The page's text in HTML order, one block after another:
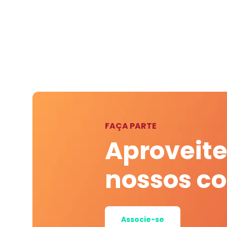
FAÇA PARTE
nossos
Associe-se